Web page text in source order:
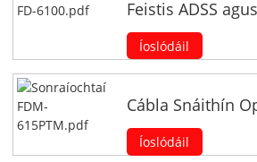
Feistis ADSS
Íoslódáil
Cábla Snáithín
Íoslódáil